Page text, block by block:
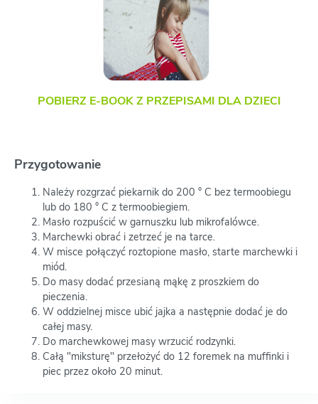
POBIERZ E-BOOK Z PRZEPISAMI DLA DZIECI
Przygotowanie
Należy rozgrzać piekarnik do 200 ° C bez termoobiegu
lub do 180 ° C z termoobiegiem.
Masło rozpuścić w garnuszku lub mikrofalówce.
Marchewki obrać i zetrzeć je na tarce.
W misce połączyć roztopione masło, starte marchewki i
miód.
Do masy dodać przesianą mąkę z proszkiem do
pieczenia.
W oddzielnej misce ubić jajka a następnie dodać je do
całej masy.
Do marchewkowej masy wrzucić rodzynki.
Całą "miksturę" przełożyć do 12 foremek na muffinki i
piec przez około 20 minut.